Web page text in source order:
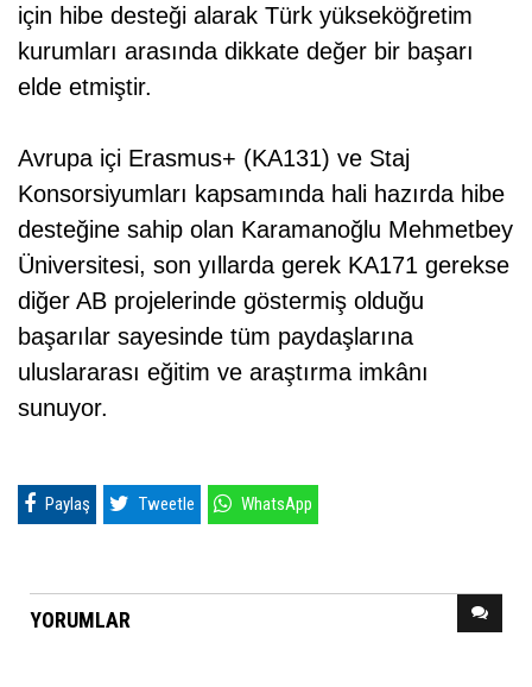
için hibe desteği alarak Türk yükseköğretim
kurumları arasında dikkate değer bir başarı
elde etmiştir.
Avrupa içi Erasmus+ (KA131) ve Staj
Konsorsiyumları kapsamında hali hazırda hibe
desteğine sahip olan Karamanoğlu Mehmetbey
Üniversitesi, son yıllarda gerek KA171 gerekse
diğer AB projelerinde göstermiş olduğu
başarılar sayesinde tüm paydaşlarına
uluslararası eğitim ve araştırma imkânı
sunuyor.
Paylaş Tweetle WhatsApp
YORUMLAR